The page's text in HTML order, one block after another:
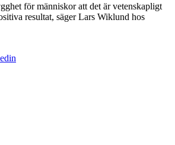
för människor att det är vetenskapligt
resultat, säger Lars Wiklund hos